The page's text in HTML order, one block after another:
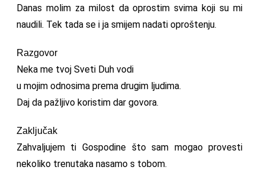
Danas molim za milost da oprostim svima koji su mi
naudili. Tek tada se i ja smijem nadati oproštenju.
Razgovor
Neka me tvoj Sveti Duh vodi
u mojim odnosima prema drugim ljudima.
Daj da pažljivo koristim dar govora.
Zaključak
Zahvaljujem ti Gospodine što sam mogao provesti
nekoliko trenutaka nasamo s tobom.